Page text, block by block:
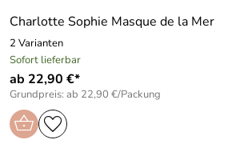
Charlotte Sophie Masque de la Mer
2 Varianten
Sofort lieferbar
ab 22,90 €*
Grundpreis: ab 22,90 €/Packung